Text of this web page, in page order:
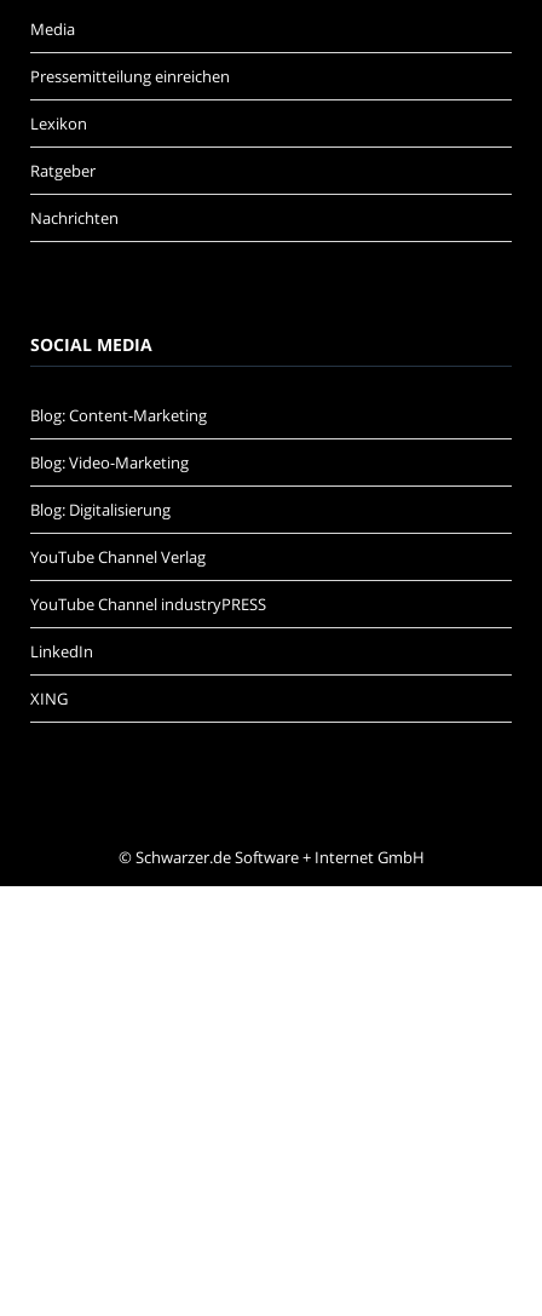
Media
Pressemitteilung einreichen
Lexikon
Ratgeber
Nachrichten
SOCIAL MEDIA
Blog: Content-Marketing
Blog: Video-Marketing
Blog: Digitalisierung
YouTube Channel Verlag
YouTube Channel industryPRESS
LinkedIn
XING
©Schwarzer.de Software + Internet GmbH